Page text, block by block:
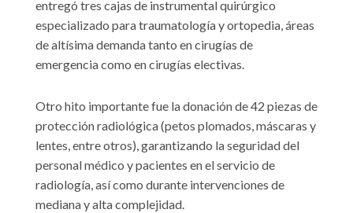
entregó tres cajas de instrumental quirúrgico
especializado para traumatología y ortopedia, áreas
de altísima demanda tanto en cirugías de
emergencia como en cirugías electivas.
Otro hito importante fue la donación de 42 piezas de
protección radiológica (petos plomados, máscaras y
lentes, entre otros), garantizando la seguridad del
personal médico y pacientes en el servicio de
radiología, así como durante intervenciones de
mediana y alta complejidad.